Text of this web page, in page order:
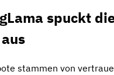
spuckt
stammen von